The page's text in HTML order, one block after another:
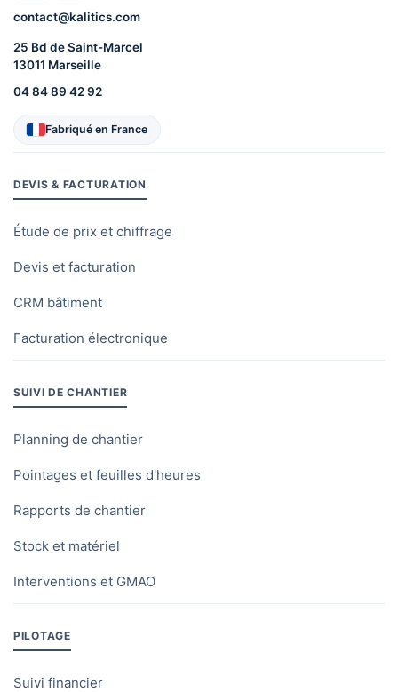
contact@kalitics.com
25 Bd de Saint-Marcel
13011 Marseille
04 84 89 42 92
Fabriqué en France
DEVIS & FACTURATION
Étude de prix et chiffrage
Devis et facturation
CRM bâtiment
Facturation électronique
SUIVI DE CHANTIER
Planning de chantier
Pointages et feuilles d'heures
Rapports de chantier
Stock et matériel
Interventions et GMAO
PILOTAGE
Suivi financier